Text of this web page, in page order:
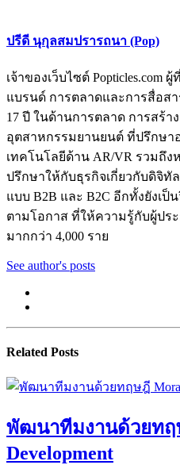
ปรีดี นุกุลสมปรารถนา (Pop)
เจ้าของเว็บไซต์
แบรนด์ การตลาดและการสื่อส
17 ปี ในด้านการตลาด การสร้
อุตสาหกรรมยานยนต์ ที่ปรึกษาอ
เทคโนโลยีด้าน AR/VR รวมถึ
ปรึกษาให้กับธุรกิจเกี่ยวกับดิจิทั
แบบ B2B และ B2C อีกทั้งยังเป็
ตามโอกาส ที่ให้ความรู้กับผู้ปร
มากกว่า 4,000 ราย
See author's posts
Related Posts
พัฒนาทีมงานด้วยทฤ
Development